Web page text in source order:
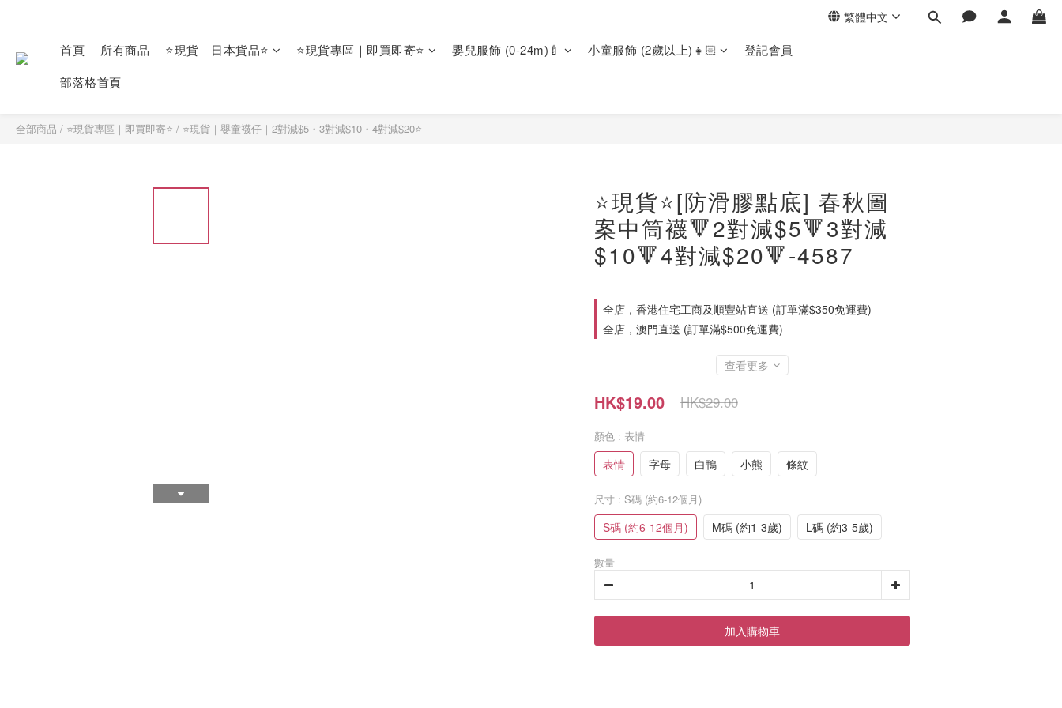
繁體中文
首頁 所有商品 ⭐現貨｜日本貨品⭐ ⭐現貨專區｜即買即寄⭐ 嬰兒服飾 (0-24m)🍼 小童服飾 (2歲以上)👧🏻
登記會員
部落格首頁
全部商品 / ⭐現貨專區｜即買即寄⭐ / ⭐現貨｜嬰童襪仔｜2對減$5・3對減$10・4對減$20⭐
⭐現貨⭐[防滑膠點底] 春秋圖
案中筒襪🔻2對減$5🔻3對減
$10🔻4對減$20🔻-4587
全店，香港住宅工商及順豐站直送 (訂單滿$350免運費)
全店，澳門直送 (訂單滿$500免運費)
查看更多
HK$19.00 HK$29.00
顏色 : 表情
表情 字母 白鴨 小熊 條紋
尺寸 : S碼 (約6-12個月)
S碼 (約6-12個月) M碼 (約1-3歲) L碼 (約3-5歲)
數量
加入購物車